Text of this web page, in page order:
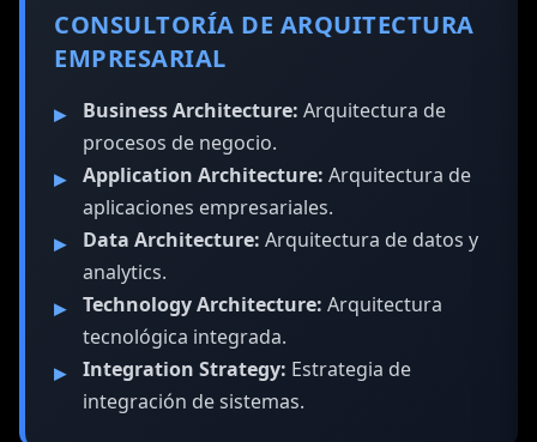
CONSULTORÍA DE ARQUITECTURA
EMPRESARIAL
Business Architecture: Arquitectura de
procesos de negocio.
Application Architecture: Arquitectura de
aplicaciones empresariales.
Data Architecture: Arquitectura de datos y
analytics.
Technology Architecture: Arquitectura
tecnológica integrada.
Integration Strategy: Estrategia de
integración de sistemas.